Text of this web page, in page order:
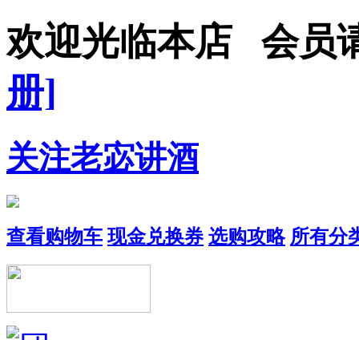
欢迎光临本店 会员
册]
关注老宓讲酒
查看购物车 现金兑换券 选购攻略 所有分